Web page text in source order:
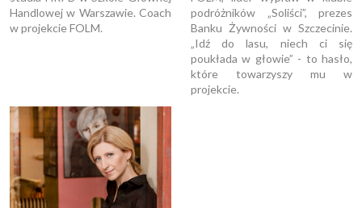
Handlowej w Warszawie. Coach
w projekcie FOLM.
podróżników „Soliści”, prezes
Banku Żywności w Szczecinie.
„Idź do lasu, niech ci się
poukłada w głowie” - to hasło,
które towarzyszy mu w
projekcie.